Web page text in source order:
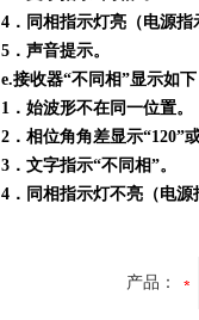
4．同相指示灯亮（电源
5．声音提示。
e.接收器“不同相”显示如
1．始波形不在同一位置。
2．相位角角差显示“120”
3．文字指示“不同相”。
4．同相指示灯不亮（电
产品：